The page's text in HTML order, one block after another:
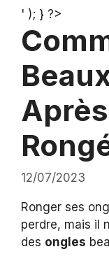
' ); } ?>
12/07/2023
Ronger ses
perdre, mais il
des ongles